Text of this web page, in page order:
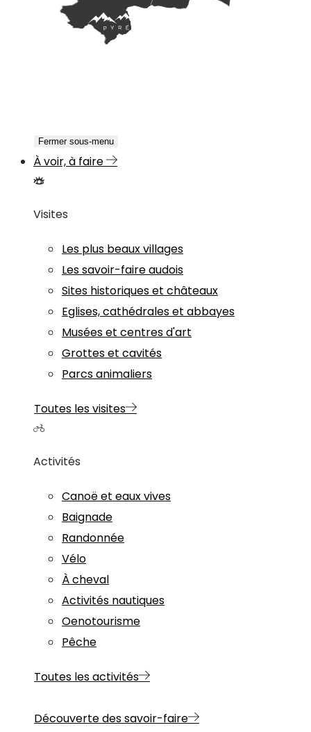
Fermer sous-menu
À voir, à faire
Visites
Les plus beaux villages
Les savoir-faire audois
Sites historiques et châteaux
Eglises, cathédrales et abbayes
Musées et centres d'art
Grottes et cavités
Parcs animaliers
Toutes les visites
Activités
Canoë et eaux vives
Baignade
Randonnée
Vélo
À cheval
Activités nautiques
Oenotourisme
Pêche
Toutes les activités
Découverte des savoir-faire